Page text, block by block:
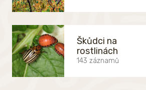
Škůdci na
rostlinách
143 záznamů